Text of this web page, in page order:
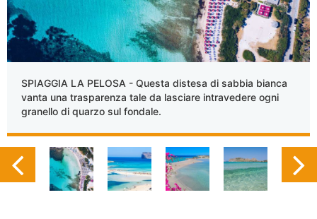
SPIAGGIA LA PELOSA - Questa distesa di sabbia bianca
vanta una trasparenza tale da lasciare intravedere ogni
granello di quarzo sul fondale.